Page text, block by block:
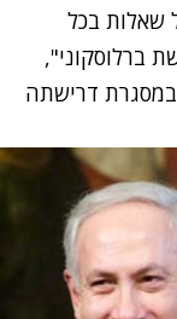
לשאול שאלות בכל
ברלוסקוני",
דרישתה